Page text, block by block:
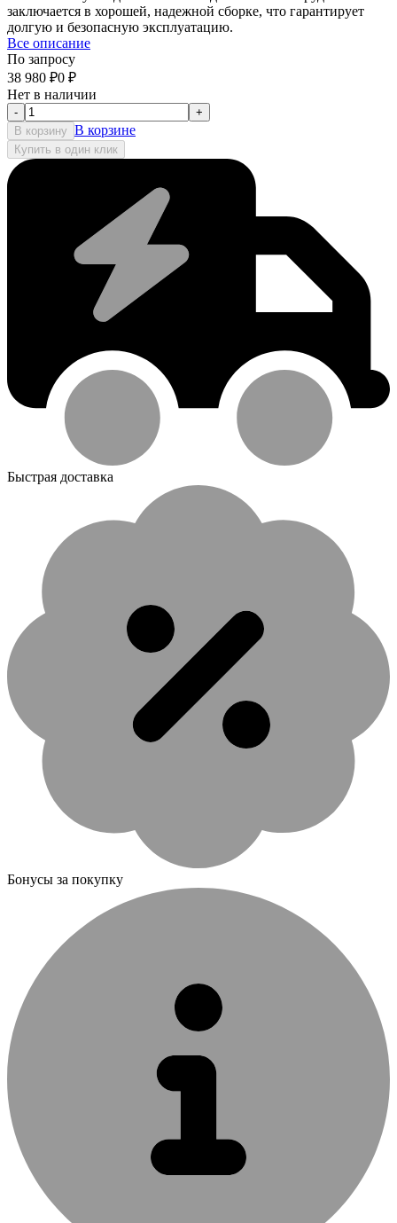
заключается в хорошей, надежной сборке, что гарантирует
долгую и безопасную эксплуатацию.
Все описание
По запросу
38 980 ₽0 ₽
Нет в наличии
-
+
В корзину В корзине
Купить в один клик
Быстрая доставка
Бонусы за покупку